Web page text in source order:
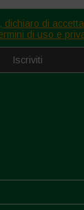
dichiaro di
di uso e